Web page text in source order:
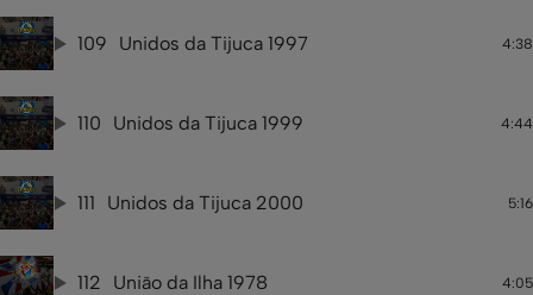
109 Unidos da Tijuca 1997 4:38
110 Unidos da Tijuca 1999 4:44
111 Unidos da Tijuca 2000 5:16
112 União da Ilha 1978 4:05